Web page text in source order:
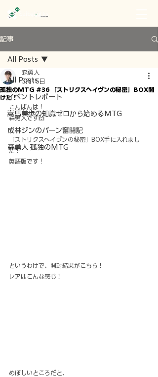
記事
All Posts
イベントレポート
嵩馬美歩の知識ゼロから始めるMTG
成林ジンのバーン奮闘記
森勇人 孤独のMTG
All Posts
孤独のMTG #36 「ストリクスヘイヴンの秘密」BOX開
けた！
森勇人
5月15日
こんばんは！
森勇人です🙌
「ストリクスヘイヴンの秘密」BOX手に入れまし
た！
英語版です！
というわけで、開封結果がこちら！
レアはこんな感じ！
めぼしいところだと、